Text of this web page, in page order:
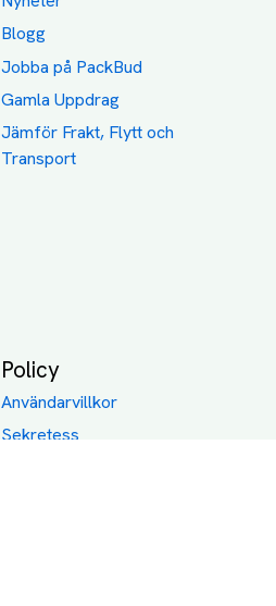
Blogg
Jobba på PackBud
Gamla Uppdrag
Jämför Frakt, Flytt och
Transport
Policy
Användarvillkor
Sekretess